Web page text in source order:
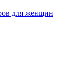
для женщин